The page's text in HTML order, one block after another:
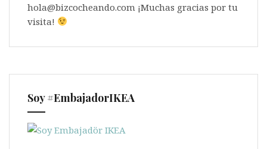
hola@bizcocheando.com ¡Muchas gracias por tu
visita!
Soy #EmbajadorIKEA